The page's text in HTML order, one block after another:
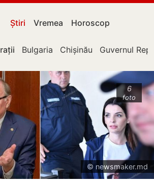
Știri Vremea Horoscop
Bulgaria Chișinău Guvernul
6
foto
© newsmaker.md